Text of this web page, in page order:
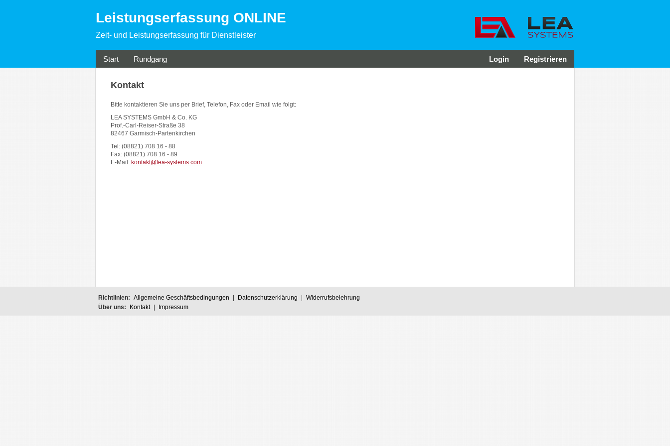
Leistungserfassung ONLINE
Zeit- und Leistungserfassung für Dienstleister
Start Rundgang Login Registrieren
Kontakt
Bitte kontaktieren Sie uns per Brief, Telefon, Fax oder Email wie folgt:
LEA SYSTEMS GmbH & Co. KG
Prof.-Carl-Reiser-Straße 38
82467 Garmisch-Partenkirchen
Tel: (08821) 708 16 - 88
Fax: (08821) 708 16 - 89
E-Mail: kontakt@lea-systems.com
Richtlinien: Allgemeine Geschäftsbedingungen Datenschutzerklärung
Widerrufsbelehrung
Über uns:
Kontakt Impressum